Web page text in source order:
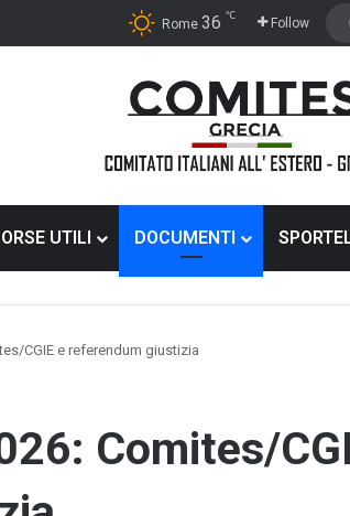
Rome 36 ℃ Follow
UTILI DOCUMENTI
CGIE e referendum giustizia
Comites/
COMITES
2026: